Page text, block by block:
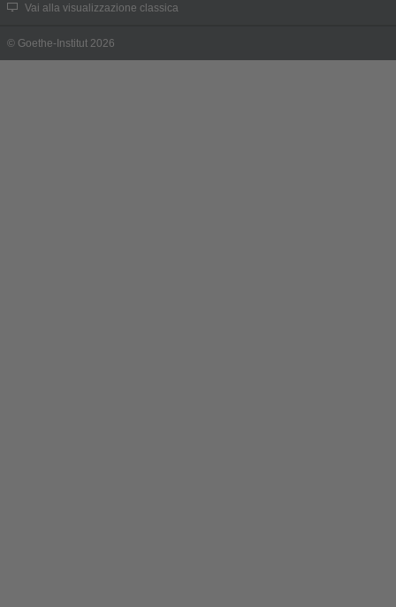
Vai alla visualizzazione classica
© Goethe-Institut 2026